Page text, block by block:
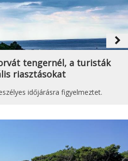
navigate_next
tengernél, a turisták
riasztásokat
időjárásra figyelmeztet.